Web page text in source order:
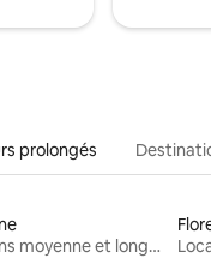
prolongés
Locations moyenne et longue durée